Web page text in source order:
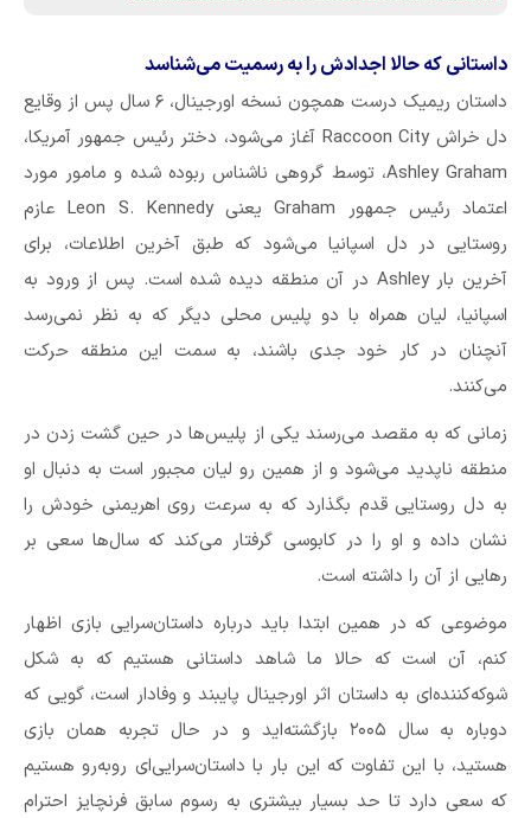
داستانی که حالا اجدادش را به رسمیت می‌شناسد
داستان ریمیک درست همچون نسخه اورجینال، ۶ سال پس از وقایع
دل خراش Raccoon City آغاز می‌شود، دختر رئیس جمهور آمریکا،
Ashley Graham، توسط گروهی ناشناس ربوده شده و مامور مورد
اعتماد رئیس جمهور Graham یعنی Leon S. Kennedy عازم
روستایی در دل اسپانیا می‌شود که طبق آخرین اطلاعات، برای
آخرین بار Ashley در آن منطقه دیده شده است. پس از ورود به
اسپانیا، لیان همراه با دو پلیس محلی دیگر که به نظر نمی‌رسد
آنچنان در کار خود جدی باشند، به سمت این منطقه حرکت
می‌کنند.
زمانی که به مقصد می‌رسند یکی از پلیس‌ها در حین گشت زدن در
منطقه ناپدید می‌شود و از همین رو لیان مجبور است به دنبال او
به دل روستایی قدم بگذارد که به سرعت روی اهریمنی خودش را
نشان داده و او را در کابوسی گرفتار می‌کند که سال‌ها سعی بر
رهایی از آن را داشته است.
موضوعی که در همین ابتدا باید درباره‌ داستان‌سرایی بازی اظهار
کنم، آن است که حالا ما شاهد داستانی هستیم که به شکل
شوکه‌کننده‌ای به داستان اثر اورجینال پایبند و وفادار است، گویی که
دوباره به سال ۲۰۰۵ بازگشته‌اید و در حال تجربه‌ همان بازی
هستید، با این تفاوت که این بار با داستان‌سرایی‌ای روبه‌رو هستیم
که سعی دارد تا حد بسیار بیشتری به رسوم سابق فرنچایز احترام